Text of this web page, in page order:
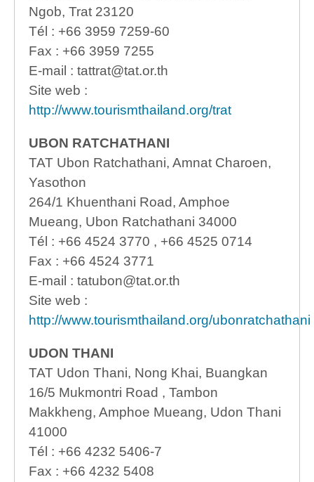
Ngob, Trat 23120
Tél : +66 3959 7259-60
Fax : +66 3959 7255
E-mail : tattrat@tat.or.th
Site web :
http://www.tourismthailand.org/trat
UBON RATCHATHANI
TAT Ubon Ratchathani, Amnat Charoen,
Yasothon
264/1 Khuenthani Road, Amphoe
Mueang, Ubon Ratchathani 34000
Tél : +66 4524 3770 , +66 4525 0714
Fax : +66 4524 3771
E-mail : tatubon@tat.or.th
Site web :
http://www.tourismthailand.org/ubonratchathani
UDON THANI
TAT Udon Thani, Nong Khai, Buangkan
16/5 Mukmontri Road , Tambon
Makkheng, Amphoe Mueang, Udon Thani
41000
Tél : +66 4232 5406-7
Fax : +66 4232 5408